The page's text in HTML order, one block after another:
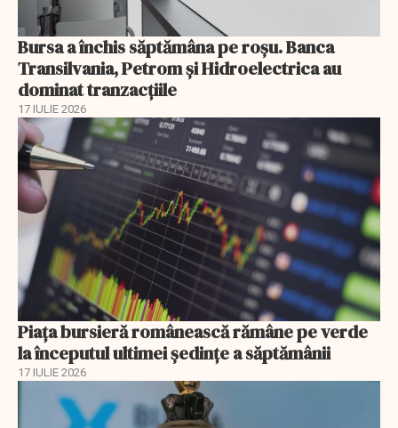
Bursa a închis săptămâna pe roșu. Banca
Transilvania, Petrom și Hidroelectrica au
dominat tranzacțiile
17 IULIE 2026
Piața bursieră românească rămâne pe verde
la începutul ultimei ședințe a săptămânii
17 IULIE 2026